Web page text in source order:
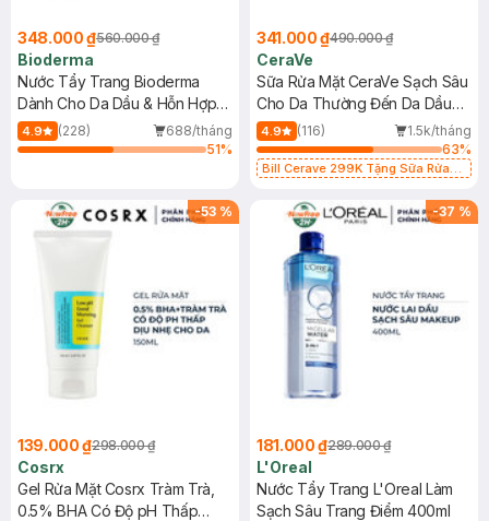
348.000 ₫560.000 ₫
Bioderma
Nước Tẩy Trang Bioderma
Dành Cho Da Dầu & Hỗn Hợp
500ml
4.9 (228)
688/tháng
51%
341.000 ₫490.000 ₫
CeraVe
Sữa Rửa Mặt CeraVe Sạch Sâu
Cho Da Thường Đến Da Dầu
473ml
4.9 (116)
1.5k/tháng
63%
Bill Cerave 299K Tặng Sữa Rửa
-53 %
139.000 ₫298.000 ₫
Cosrx
Gel Rửa Mặt Cosrx Tràm Trà,
0.5% BHA Có Độ pH Thấp
-37 %
181.000 ₫289.000 ₫
L'Oreal
Nước Tẩy Trang L'Oreal Làm
Sạch Sâu Trang Điểm 400ml